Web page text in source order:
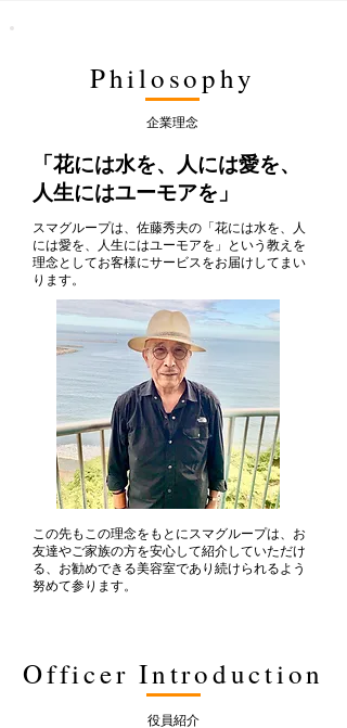
Philosophy
企業理念
「花には水を、人には愛を、
人生にはユーモアを」
スマグループは、佐藤秀夫の「花には水を、人
には愛を、人生にはユーモアを」という教えを
理念として​お客様にサービスをお届けしてまい
ります。
この先もこの理念をもとにスマグループは、お
友達やご家族の方を安心して紹介していただけ
る、お勧めできる美容室であり続けられるよう
努めて参ります。
Officer Introduction
役員紹介